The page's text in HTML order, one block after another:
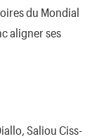
du Mondial
aligner ses
Saliou Ciss-